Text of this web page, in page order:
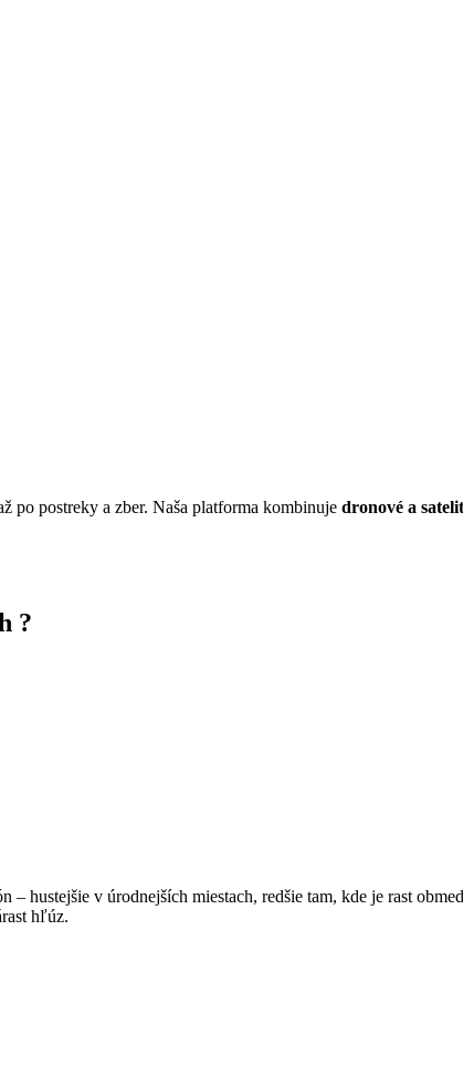
po postreky a zber. Naša platforma kombinuje dronové a
?
hustejšie v úrodnejších miestach, redšie tam, kde je rast
hľúz.